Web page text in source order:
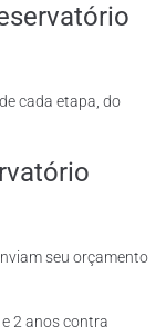
cada etapa, do
seu orçamento
2 anos contra